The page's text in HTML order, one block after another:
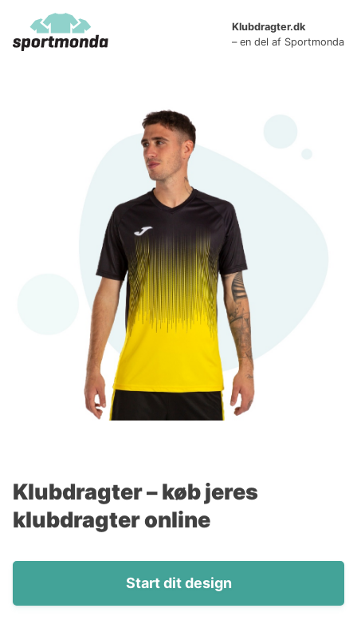
content
Klubdragter.dk
– en del af Sportmonda
Klubdragter – køb jeres
klubdragter online
Start dit design